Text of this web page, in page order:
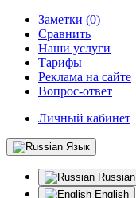
Заметки (0)
Сравнить
Наши услуги
Тарифы
Реклама на сайте
Вопрос-ответ
Личный кабинет
Язык
Russian
English